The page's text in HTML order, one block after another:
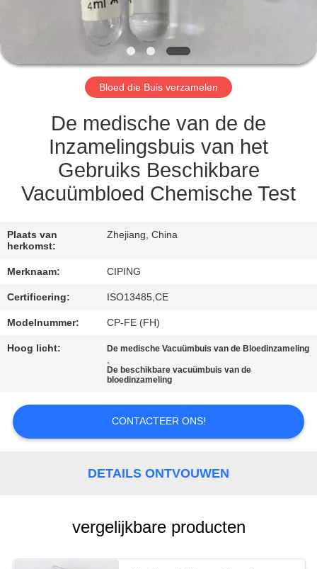
VERZOEK
CITAAT
SITEMAP
PRIVACY
POLICY
Bloed die Buis verzamelen
De medische van de de
Inzamelingsbuis van het
Gebruiks Beschikbare
Vacuümbloed Chemische Test
Plaats van
herkomst:
Zhejiang, China
Merknaam: CIPING
Certificering: ISO13485,CE
Modelnummer: CP-FE (FH)
Hoog licht: De medische Vacuümbuis van de Bloedinzameling
,
De beschikbare vacuümbuis van de
bloedinzameling
CONTACTEER ONS!
DETAILS ONTVOUWEN
vergelijkbare producten